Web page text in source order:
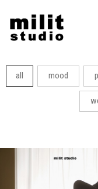
all mood